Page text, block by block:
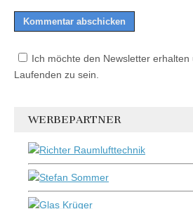
Ich möchte den Newsletter
Laufenden zu sein.
WERBEPARTNER